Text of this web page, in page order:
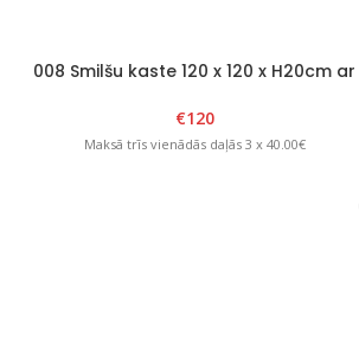
008 Smilšu kaste 120 x 120 x H20cm ar
€120
Maksā trīs vienādās daļās 3 x 40.00€